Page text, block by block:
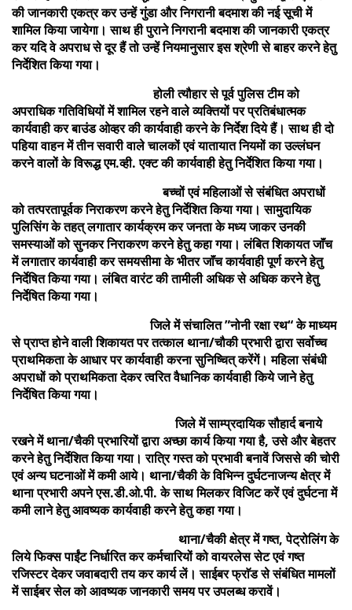
की जानकारी एकत्र कर उन्हें गुंडा और निगरानी बदमाश की नई सूची में
शामिल किया जायेगा। साथ ही पुराने निगरानी बदमाश की जानकारी एकत्र
कर यदि वे अपराध से दूर हैं तो उन्हें नियमानुसार इस श्रेणी से बाहर करने हेतु
निर्देशित किया गया।
होली त्यौहार से पूर्व पुलिस टीम को
अपराधिक गतिविधियों में शामिल रहने वाले व्यक्तियों पर प्रतिबंधात्मक
कार्यवाही कर बाउंड ओव्हर की कार्यवाही करने के निर्देश दिये हैं। साथ ही दो
पहिया वाहन में तीन सवारी वाले चालकों एवं यातायात नियमों का उल्लंघन
करने वालों के विरूद्ध एम.व्ही. एक्ट की कार्यवाही हेतु निर्देशित किया गया।
बच्चों एवं महिलाओं से संबंधित अपराधों
को तत्परतापूर्वक निराकरण करने हेतु निर्देशित किया गया। सामुदायिक
पुलिसिंग के तहत् लगातार कार्यक्रम कर जनता के मध्य जाकर उनकी
समस्याओं को सुनकर निराकरण करने हेतु कहा गया। लंबित शिकायत जाॅंच
में लगातार कार्यवाही कर समयसीमा के भीतर जाॅंच कार्यवाही पूर्ण करने हेतु
निर्देषित किया गया। लंबित वारंट की तामीली अधिक से अधिक करने हेतु
निर्देषित किया गया।
जिले में संचालित ”नोनी रक्षा रथ“ के माध्यम
से प्राप्त होने वाली शिकायत पर तत्काल थाना/चौकी प्रभारी द्वारा सर्वोच्च
प्राथमिकता के आधार पर कार्यवाही करना सुनिष्चित् करेंगें। महिला संबंधी
अपराधों को प्राथमिकता देकर त्वरित वैधानिक कार्यवाही किये जाने हेतु
निर्देषित किया गया।
जिले में साम्प्रदायिक सौहार्द बनाये
रखने में थाना/चैकी प्रभारियों द्वारा अच्छा कार्य किया गया है, उसे और बेहतर
करने हेतु निर्देशित किया गया। रात्रि गस्त को प्रभावी बनावें जिससे की चोरी
एवं अन्य घटनाओं में कमी आये। थाना/चैकी के विभिन्न दुर्घटनाजन्य क्षेत्र में
थाना प्रभारी अपने एस.डी.ओ.पी. के साथ मिलकर विजिट करें एवं दुर्घटना में
कमी लाने हेतु आवष्यक कार्यवाही करने हेतु कहा गया।
थाना/चैकी क्षेत्र में गष्त, पेट्रोलिंग के
लिये फिक्स पाईंट निर्धारित कर कर्मचारियों को वायरलेस सेट एवं गष्त
रजिस्टर देकर जवाबदारी तय कर कार्य लें। साईबर फ्राॅड से संबंधित मामलों
में साईबर सेल को आवष्यक जानकारी समय पर उपलब्ध करावें।